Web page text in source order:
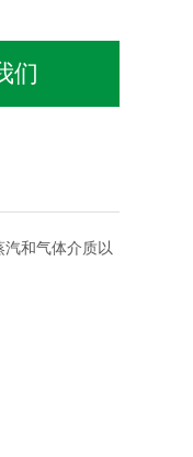
们
和气体介质以